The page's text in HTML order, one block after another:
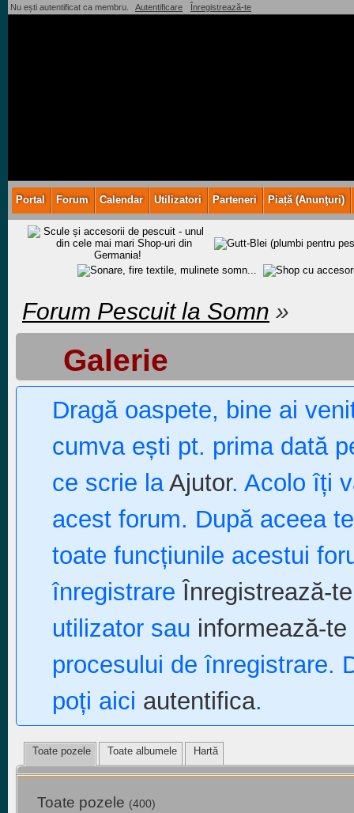
Nu ești autentificat ca membru. Autentificare Înregistrează-te
Portal Forum Calendar Utilizatori Parteneri Piață (Anunţuri)
Forum Pescuit la Somn »
Galerie
Dragă oaspete, bine ai
cumva ești pt. prima dată
ce scrie laAjutor. Acolo îți
acest forum. După aceea
toate funcțiunile acestui
înregistrare Înregistrează-te
utilizator sau informează-
procesului de înregistrare.
poți aici autentifica.
Toate pozele Toate albumele Hartă
Toate pozele (400)